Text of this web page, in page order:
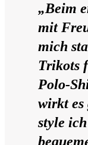
„Beim
mit
mich
Trikots
Polo-
wirkt es
style